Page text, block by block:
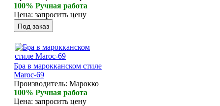
100% Ручная работа
Цена: запросить цену
Бра в марокканском стиле
Maroc-69
Производитель: Марокко
100% Ручная работа
Цена: запросить цену